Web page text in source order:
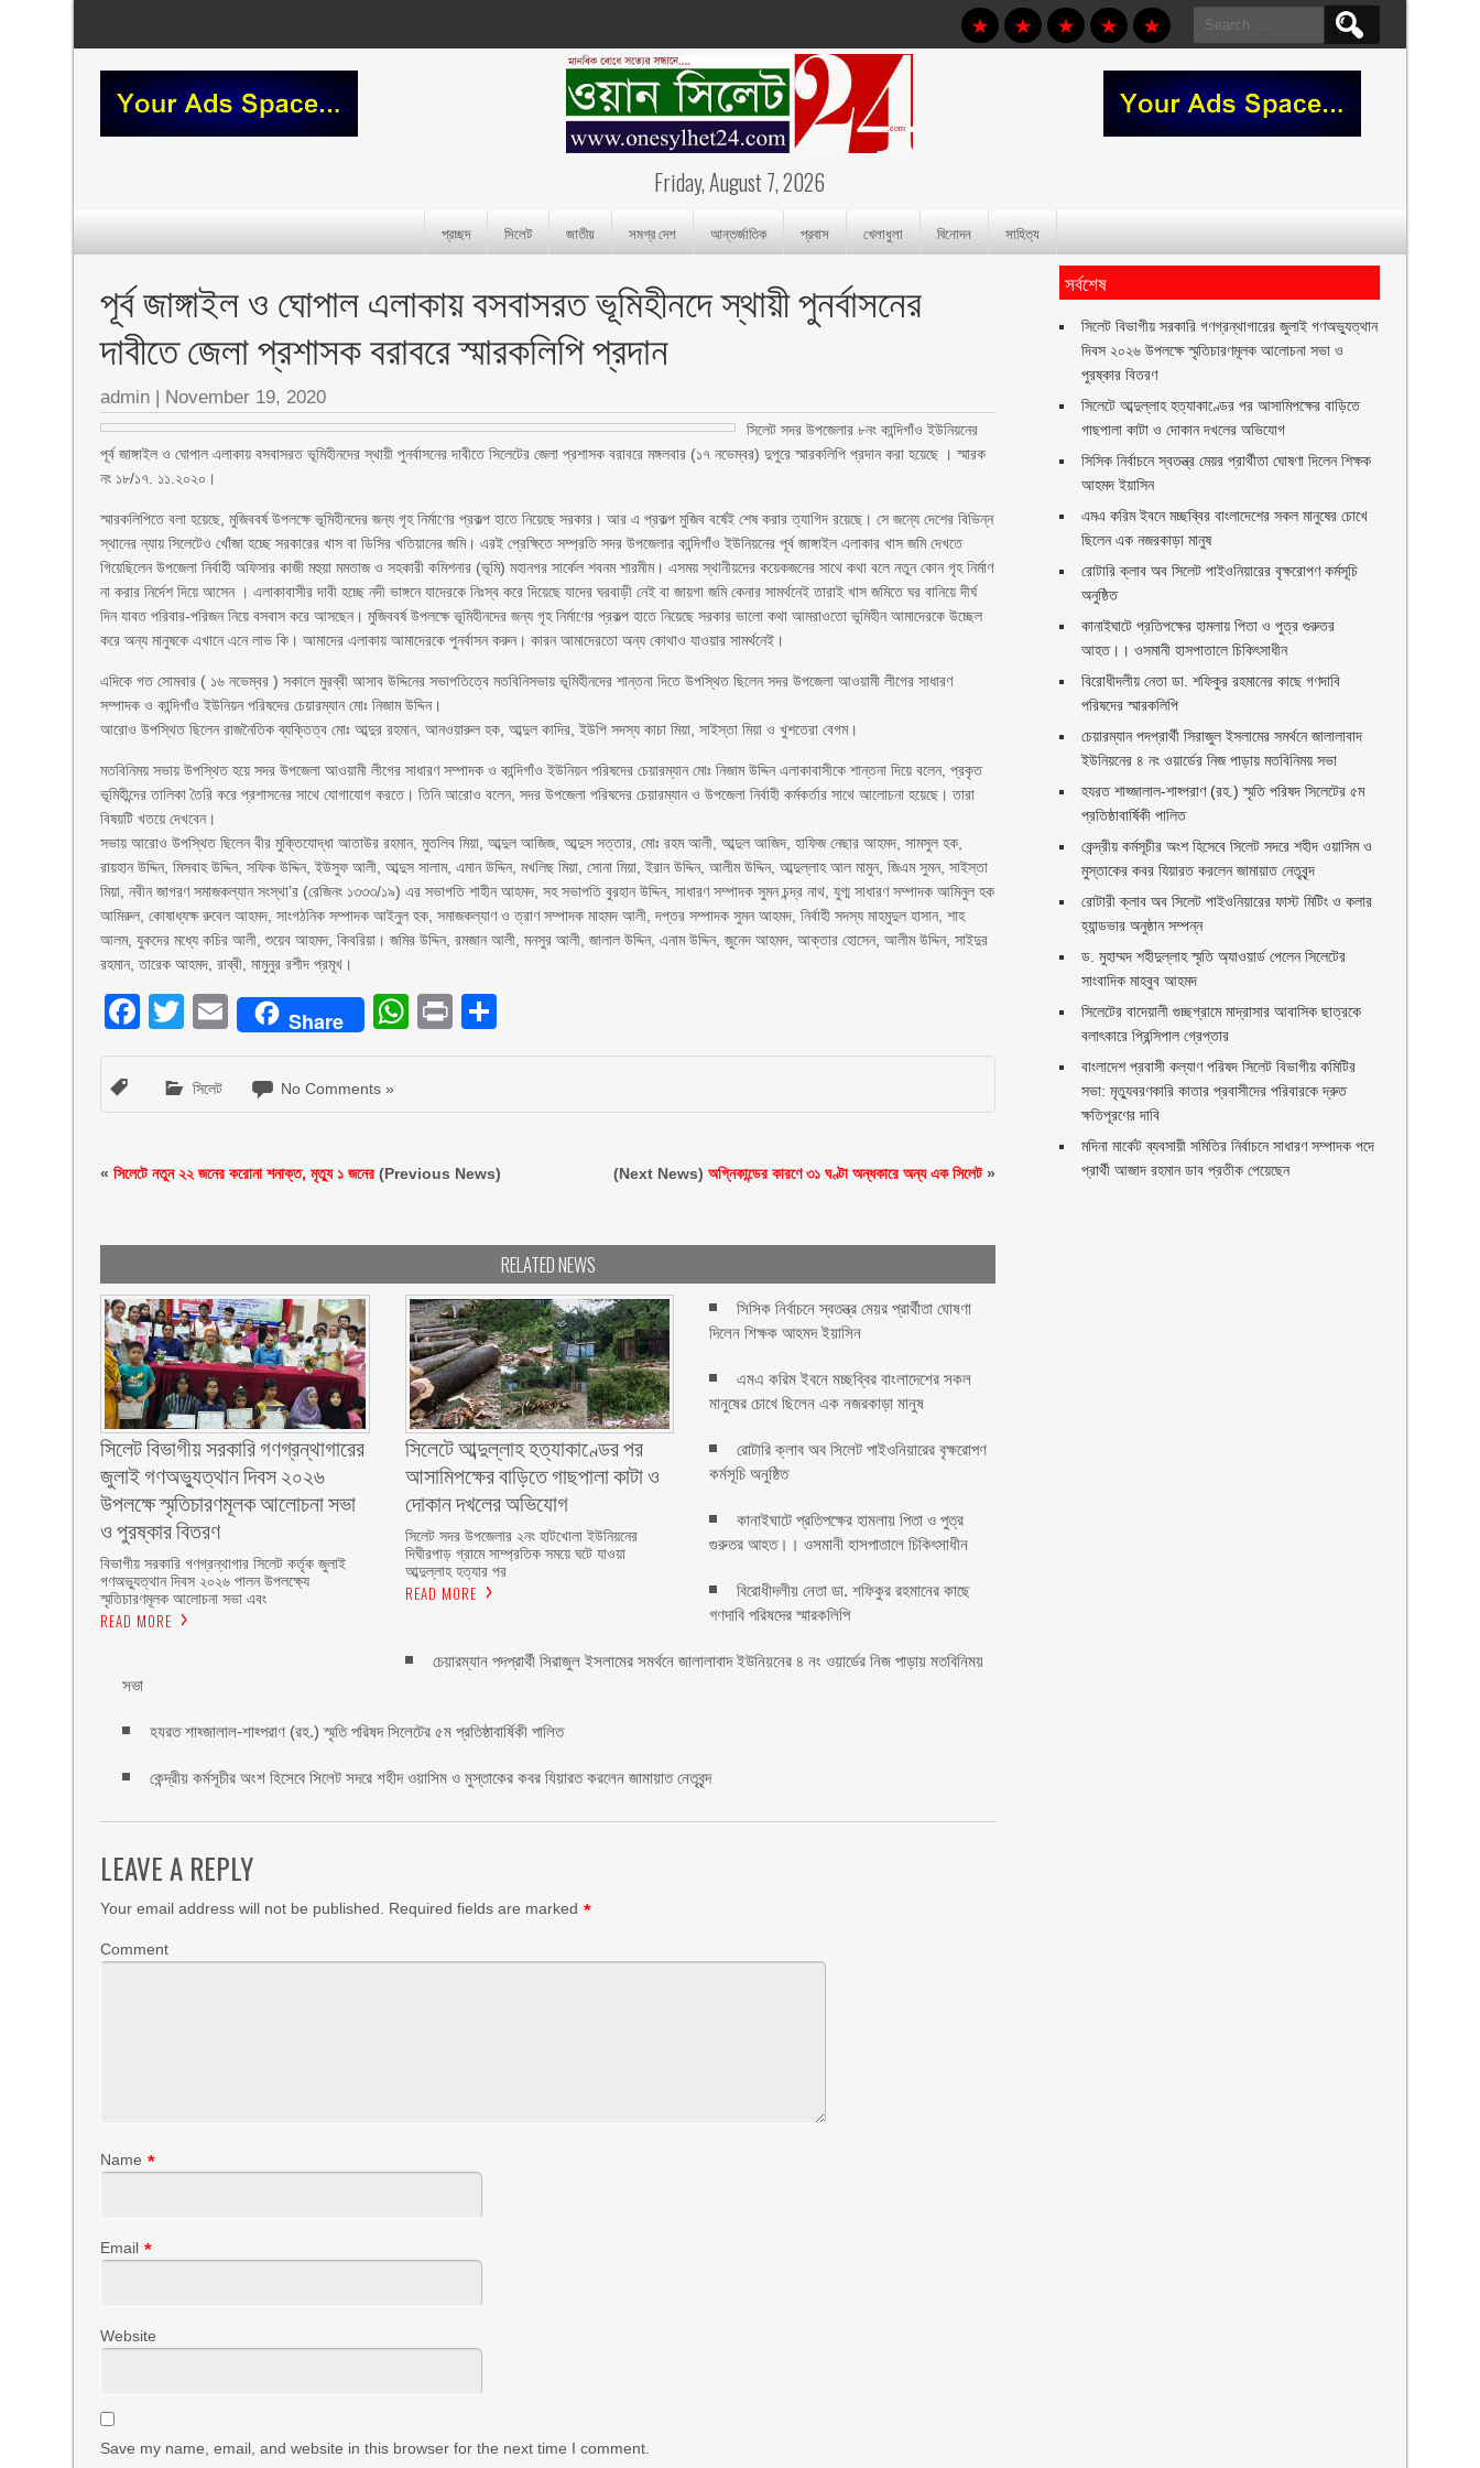
Search
for:
Friday, August 7, 2026
প্রচ্ছদ সিলেট জাতীয় সমগ্র দেশ আন্তর্জাতিক প্রবাস খেলাধুলা বিনোদন সাহিত্য
পূর্ব জাঙ্গাইল ও ঘোপাল এলাকায় বসবাসরত ভূমিহীনদে স্থায়ী পুনর্বাসনের
দাবীতে জেলা প্রশাসক বরাবরে স্মারকলিপি প্রদান
admin | November 19, 2020
সিলেট সদর উপজেলার ৮নং কান্দিগাঁও ইউনিয়নের
পূর্ব জাঙ্গাইল ও ঘোপাল এলাকায় বসবাসরত ভূমিহীনদের স্থায়ী পুনর্বাসনের দাবীতে সিলেটের জেলা প্রশাসক বরাবরে মঙ্গলবার (১৭ নভেম্বর) দুপুরে স্মারকলিপি প্রদান করা হয়েছে । স্মারক
নং ১৮/১৭. ১১.২০২০।
স্মারকলিপিতে বলা হয়েছে, মুজিববর্ষ উপলক্ষে ভূমিহীনদের জন্য গৃহ নির্মাণের প্রকল্প হাতে নিয়েছে সরকার। আর এ প্রকল্প মুজিব বর্ষেই শেষ করার ত্যাগিদ রয়েছে। সে জন্যে দেশের বিভিন্ন
স্থানের ন্যায় সিলেটেও খোঁজা হচ্ছে সরকারের খাস বা ডিসির খতিয়ানের জমি। এরই প্রেক্ষিতে সম্প্রতি সদর উপজেলার কান্দিগাঁও ইউনিয়নের পূর্ব জাঙ্গাইল এলাকার খাস জমি দেখতে
গিয়েছিলেন উপজেলা নির্বাহী অফিসার কাজী মহুয়া মমতাজ ও সহকারী কমিশনার (ভূমি) মহানগর সার্কেল শবনম শারমীম। এসময় স্থানীয়দের কয়েকজনের সাথে কথা বলে নতুন কোন গৃহ নির্মাণ
না করার নির্দেশ দিয়ে আসেন । এলাকাবাসীর দাবী হচ্ছে নদী ভাঙ্গনে যাদেরকে নিঃস্ব করে দিয়েছে যাদের ঘরবাড়ী নেই বা জায়গা জমি কেনার সামর্থনেই তারাই খাস জমিতে ঘর বানিয়ে দীর্ঘ
দিন যাবত পরিবার-পরিজন নিয়ে বসবাস করে আসছেন। মুজিববর্ষ উপলক্ষে ভূমিহীনদের জন্য গৃহ নির্মাণের প্রকল্প হাতে নিয়েছে সরকার ভালো কথা আমরাওতো ভূমিহীন আমাদেরকে উচ্ছেল
করে অন্য মানুষকে এখানে এনে লাভ কি। আমাদের এলাকায় আমাদেরকে পুনর্বাসন করুন। কারন আমাদেরতো অন্য কোথাও যাওয়ার সামর্থনেই।
এদিকে গত সোমবার ( ১৬ নভেম্বর ) সকালে মুরব্বী আসাব উদ্দিনের সভাপতিত্বে মতবিনিসভায় ভূমিহীনদের শান্তনা দিতে উপস্থিত ছিলেন সদর উপজেলা আওয়ামী লীগের সাধারণ
সম্পাদক ও কান্দিগাঁও ইউনিয়ন পরিষদের চেয়ারম্যান মোঃ নিজাম উদ্দিন।
আরোও উপস্থিত ছিলেন রাজনৈতিক ব্যক্তিত্ব মোঃ আব্দুর রহমান, আনওয়ারুল হক, আব্দুল কাদির, ইউপি সদস্য কাচা মিয়া, সাইস্তা মিয়া ও খুশতেরা বেগম।
মতবিনিময় সভায় উপস্থিত হয়ে সদর উপজেলা আওয়ামী লীগের সাধারণ সম্পাদক ও কান্দিগাঁও ইউনিয়ন পরিষদের চেয়ারম্যান মোঃ নিজাম উদ্দিন এলাকাবাসীকে শান্তনা দিয়ে বলেন, প্রকৃত
ভূমিহীন্দের তালিকা তৈরি করে প্রশাসনের সাথে যোগাযোগ করতে। তিনি আরোও বলেন, সদর উপজেলা পরিষদের চেয়ারম্যান ও উপজেলা নির্বাহী কর্মকর্তার সাথে আলোচনা হয়েছে। তারা
বিষয়টি খতয়ে দেখবেন।
সভায় আরোও উপস্থিত ছিলেন বীর মুক্তিযোদ্ধা আতাউর রহমান, মুতলিব মিয়া, আব্দুল আজিজ, আব্দুস সত্তার, মোঃ রহম আলী, আব্দুল আজিদ, হাফিজ নেছার আহমদ, সামসুল হক,
রায়হান উদ্দিন, মিসবাহ উদ্দিন, সফিক উদ্দিন, ইউসুফ আলী, আব্দুস সালাম, এমান উদ্দিন, মখলিছ মিয়া, সোনা মিয়া, ইরান উদ্দিন, আলীম উদ্দিন, আব্দুল্লাহ আল মামুন, জিএম সুমন, সাইস্তা
মিয়া, নবীন জাগরণ সমাজকল্যান সংস্থা’র (রেজিনং ১৩৩৩/১৯) এর সভাপতি শাহীন আহমদ, সহ সভাপতি বুরহান উদ্দিন, সাধারণ সম্পাদক সুমন চন্দ্র নাথ, যুগ্ম সাধারণ সম্পাদক আমিনুল হক
আমিরুল, কোষাধ্যক্ষ রুবেল আহমদ, সাংগঠনিক সম্পাদক আইনুল হক, সমাজকল্যাণ ও ত্রাণ সম্পাদক মাহমদ আলী, দপ্তর সম্পাদক সুমন আহমদ, নির্বাহী সদস্য মাহমুদুল হাসান, শাহ
আলম, যুকদের মধ্যে কচির আলী, শুয়েব আহমদ, কিবরিয়া। জমির উদ্দিন, রমজান আলী, মনসুর আলী, জালাল উদ্দিন, এনাম উদ্দিন, জুনেদ আহমদ, আক্তার হোসেন, আলীম উদ্দিন, সাইদুর
রহমান, তারেক আহমদ, রাব্বী, মামুনুর রশীদ প্রমূখ।
Facebook
Twitter
EmailShare WhatsApp
Print
সিলেট No Comments »
«সিলেটে নতুন ২২ জনের করোনা শনাক্ত, মৃত্যু ১ জনের(Previous News) (Next News)অগ্নিকান্ডের কারণে ৩১ ঘণ্টা অন্ধকারে অন্য এক সিলেট»
RELATED NEWS
সিলেট বিভাগীয় সরকারি গণগ্রন্থাগারের
জুলাই গণঅভ্যুত্থান দিবস ২০২৬
উপলক্ষে স্মৃতিচারণমূলক আলোচনা সভা
ও পুরষ্কার বিতরণ ‎ ‎
বিভাগীয় সরকারি গণগ্রন্থাগার সিলেট কর্তৃক জুলাই
গণঅভ্যুত্থান দিবস ২০২৬ পালন উপলক্ষ্যে
স্মৃতিচারণমূলক আলোচনা সভা এবং
READ MORE
সিলেটে আব্দুল্লাহ হত্যাকাণ্ডের পর
আসামিপক্ষের বাড়িতে গাছপালা কাটা ও
দোকান দখলের অভিযোগ
সিলেট সদর উপজেলার ২নং হাটখোলা ইউনিয়নের
দিঘীরপাড় গ্রামে সাম্প্রতিক সময়ে ঘটে যাওয়া
আব্দুল্লাহ হত্যার পর
READ MORE
সিসিক নির্বাচনে স্বতন্ত্র মেয়র প্রার্থীতা ঘোষণা
দিলেন শিক্ষক আহমদ ইয়াসিন
এমএ করিম ইবনে মচ্ছব্বির বাংলাদেশের সকল
মানুষের চোখে ছিলেন এক নজরকাড়া মানুষ ‎
রোটারি ক্লাব অব সিলেট পাইওনিয়ারের বৃক্ষরোপণ
কর্মসূচি অনুষ্ঠিত
কানাইঘাটে প্রতিপক্ষের হামলায় পিতা ও পুত্র
গুরুতর আহত।। ওসমানী হাসপাতালে চিকিৎসাধীন
বিরোধীদলীয় নেতা ডা. শফিকুর রহমানের কাছে
গণদাবি পরিষদের স্মারকলিপি ‎
চেয়ারম্যান পদপ্রার্থী সিরাজুল ইসলামের সমর্থনে জালালাবাদ ইউনিয়নের ৪ নং ওয়ার্ডের নিজ পাড়ায় মতবিনিময়
সভা
হযরত শাহ্জালাল-শাহ্পরাণ (রহ.) স্মৃতি পরিষদ সিলেটের ৫ম প্রতিষ্ঠাবার্ষিকী পালিত ‎​
কেন্দ্রীয় কর্মসূচীর অংশ হিসেবে সিলেট সদরে শহীদ ওয়াসিম ও মুস্তাকের কবর যিয়ারত করলেন জামায়াত নেতৃবৃন্দ ‎
LEAVE A REPLY
Your email address will not be published. Required fields are marked *
Comment
Name *
Email *
Website
Save my name, email, and website in this browser for the next time I comment.
সর্বশেষ
সিলেট বিভাগীয় সরকারি গণগ্রন্থাগারের জুলাই গণঅভ্যুত্থান
দিবস ২০২৬ উপলক্ষে স্মৃতিচারণমূলক আলোচনা সভা ও
পুরষ্কার বিতরণ ‎ ‎
সিলেটে আব্দুল্লাহ হত্যাকাণ্ডের পর আসামিপক্ষের বাড়িতে
গাছপালা কাটা ও দোকান দখলের অভিযোগ
সিসিক নির্বাচনে স্বতন্ত্র মেয়র প্রার্থীতা ঘোষণা দিলেন শিক্ষক
আহমদ ইয়াসিন
এমএ করিম ইবনে মচ্ছব্বির বাংলাদেশের সকল মানুষের চোখে
ছিলেন এক নজরকাড়া মানুষ ‎
রোটারি ক্লাব অব সিলেট পাইওনিয়ারের বৃক্ষরোপণ কর্মসূচি
অনুষ্ঠিত
কানাইঘাটে প্রতিপক্ষের হামলায় পিতা ও পুত্র গুরুতর
আহত।। ওসমানী হাসপাতালে চিকিৎসাধীন
বিরোধীদলীয় নেতা ডা. শফিকুর রহমানের কাছে গণদাবি
পরিষদের স্মারকলিপি ‎
চেয়ারম্যান পদপ্রার্থী সিরাজুল ইসলামের সমর্থনে জালালাবাদ
ইউনিয়নের ৪ নং ওয়ার্ডের নিজ পাড়ায় মতবিনিময় সভা
হযরত শাহ্জালাল-শাহ্পরাণ (রহ.) স্মৃতি পরিষদ সিলেটের ৫ম
প্রতিষ্ঠাবার্ষিকী পালিত ‎​
কেন্দ্রীয় কর্মসূচীর অংশ হিসেবে সিলেট সদরে শহীদ ওয়াসিম ও
মুস্তাকের কবর যিয়ারত করলেন জামায়াত নেতৃবৃন্দ ‎
রোটারী ক্লাব অব সিলেট পাইওনিয়ারের ফাস্ট মিটিং ও কলার
হ্যান্ডভার অনুষ্ঠান সম্পন্ন
ড. মুহাম্মদ শহীদুল্লাহ স্মৃতি অ্যাওয়ার্ড পেলেন সিলেটের
সাংবাদিক মাহবুব আহমদ
সিলেটের বাদেয়ালী গুচ্ছগ্রামে মাদ্রাসার আবাসিক ছাত্রকে
বলাৎকারে প্রিন্সিপাল গ্রেপ্তার ‎
বাংলাদেশ প্রবাসী কল্যাণ পরিষদ সিলেট বিভাগীয় কমিটির
সভা: মৃত্যুবরণকারি কাতার প্রবাসীদের পরিবারকে দ্রুত
ক্ষতিপূরণের দাবি
মদিনা মার্কেট ব্যবসায়ী সমিতির নির্বাচনে সাধারণ সম্পাদক পদে
প্রার্থী আজাদ রহমান ডাব প্রতীক পেয়েছেন ‎